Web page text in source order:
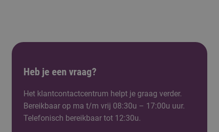
Heb je een vraag?
Het klantcontactcentrum helpt je graag verder.
Bereikbaar op ma t/m vrij 08:30u – 17:00u uur.
Telefonisch bereikbaar tot 12:30u.